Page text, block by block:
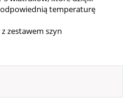
temperaturę
zestawem szyn